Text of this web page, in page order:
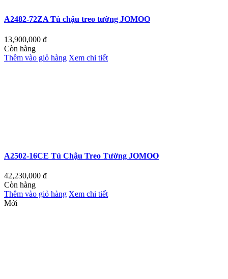
A2482-72ZA Tủ chậu treo tường JOMOO
13,900,000 đ
Còn hàng
Thêm vào giỏ hàng Xem chi tiết
A2502-16CE Tủ Chậu Treo Tường JOMOO
42,230,000 đ
Còn hàng
Thêm vào giỏ hàng Xem chi tiết
Mới